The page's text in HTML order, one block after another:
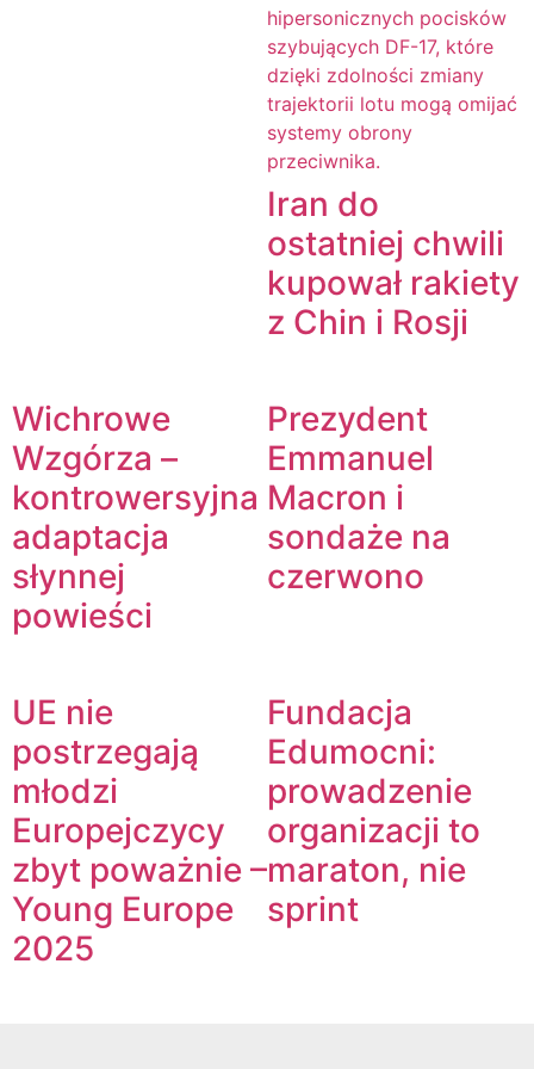
Iran do
ostatniej chwili
kupował rakiety
z Chin i Rosji
Wichrowe
Wzgórza –
kontrowersyjna
adaptacja
słynnej
powieści
Prezydent
Emmanuel
Macron i
sondaże na
czerwono
UE nie
postrzegają
młodzi
Europejczycy
zbyt poważnie –
Young Europe
2025
Fundacja
Edumocni:
prowadzenie
organizacji to
maraton, nie
sprint